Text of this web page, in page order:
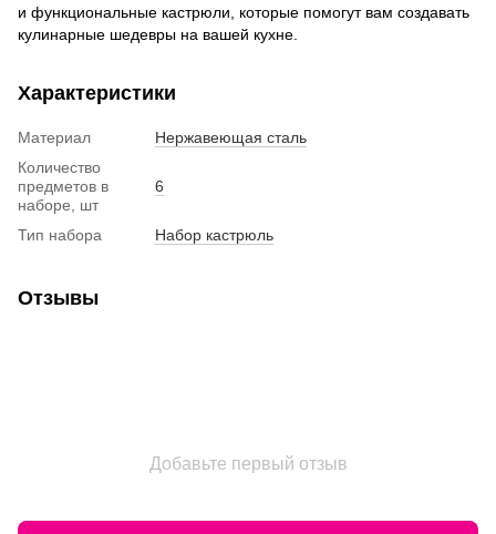
и функциональные кастрюли, которые помогут вам создавать
кулинарные шедевры на вашей кухне.
Характеристики
Материал
Нержавеющая сталь
Количество
предметов в
наборе, шт
6
Тип набора Набор кастрюль
Отзывы
Добавьте первый отзыв